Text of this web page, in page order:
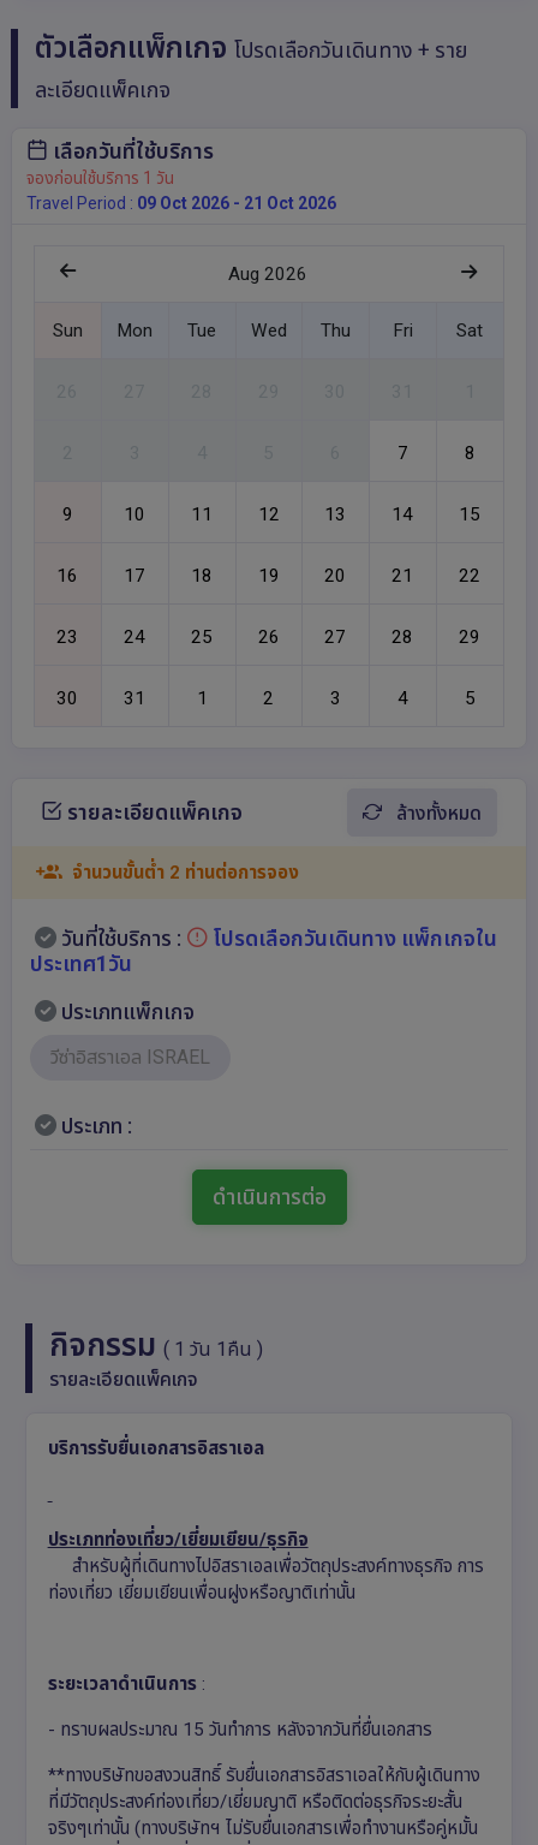
ตัวเลือกแพ็กเกจโปรดเลือกวันเดินทาง + ราย
ละเอียดแพ็คเกจ
เลือกวันที่ใช้บริการ
จองก่อนใช้บริการ 1 วัน
Travel Period : 09 Oct 2026 - 21 Oct 2026
Aug 2026
Sun Mon Tue Wed Thu Fri Sat
รายละเอียดแพ็คเกจ ล้างทั้งหมด
จำนวนขั้นต่ำ 2 ท่านต่อการจอง
วันที่ใช้บริการ :
โปรดเลือกวันเดินทาง แพ็กเกจใน
ประเทศ1วัน
ประเภทแพ็กเกจ
วีซ่าอิสราเอล ISRAEL
ประเภท :
ดำเนินการต่อ
กิจกรรม( 1 วัน 1คืน )
รายละเอียดแพ็คเกจ
บริการรับยื่นเอกสารอิสราเอล
ประเภทท่องเที่ยว/เยี่ยมเยียน/ธุรกิจ
สำหรับผู้ที่เดินทางไปอิสราเอลเพื่อวัตถุประสงค์ทางธุรกิจ การ
ท่องเที่ยว เยี่ยมเยียนเพื่อนฝูงหรือญาติเท่านั้น
ระยะเวลาดำเนินการ:
- ทราบผลประมาณ 15 วันทำการ หลังจากวันที่ยื่นเอกสาร
**ทางบริษัทขอสงวนสิทธิ์ รับยื่นเอกสารอิสราเอลให้กับผู้เดินทาง
ที่มีวัตถุประสงค์ท่องเที่ยว/เยี่ยมญาติ หรือติดต่อธุรกิจระยะสั้น
จริงๆเท่านั้น (ทางบริษัทฯ ไม่รับยื่นเอกสารเพื่อทำงานหรือคู่หมั้น